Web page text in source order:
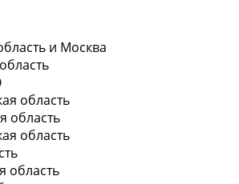
и Москва
область
область
область
область